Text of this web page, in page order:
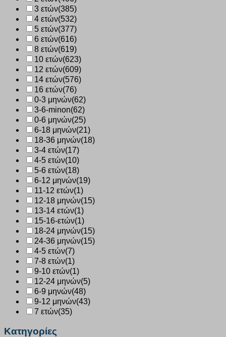
3 ετών(385)
4 ετών(532)
5 ετών(377)
6 ετών(616)
8 ετών(619)
10 ετών(623)
12 ετών(609)
14 ετών(576)
16 ετών(76)
0-3 μηνών(62)
3-6-minon(62)
0-6 μηνών(25)
6-18 μηνών(21)
18-36 μηνών(18)
3-4 ετών(17)
4-5 ετών(10)
5-6 ετών(18)
6-12 μηνών(19)
11-12 ετών(1)
12-18 μηνών(15)
13-14 ετών(1)
15-16-ετών(1)
18-24 μηνών(15)
24-36 μηνών(15)
4-5 ετών(7)
7-8 ετών(1)
9-10 ετών(1)
12-24 μηνών(5)
6-9 μηνών(48)
9-12 μηνών(43)
7 ετών(35)
Κατηγορίες